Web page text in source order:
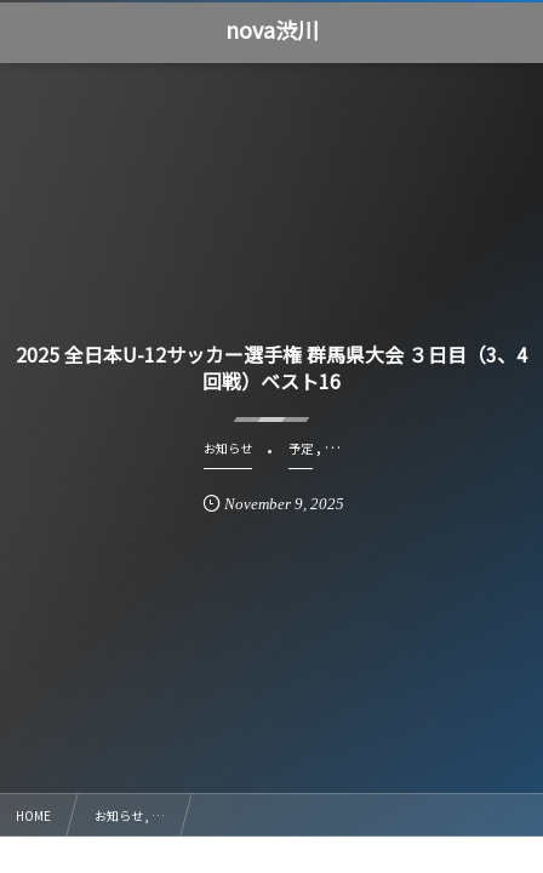
nova渋川
2025 全日本U-12サッカー選手権 群馬県大会 ３日目（3、4
回戦）ベスト16
お知らせ 予定, …
November 9 ,2025
HOME お知らせ , …